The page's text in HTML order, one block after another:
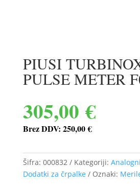
PIUSI
PULSE METER
305,00€
Brez DDV: 250,00€
Šifra: 000832 Kategoriji:
Dodatki za črpalke
Oznaki: